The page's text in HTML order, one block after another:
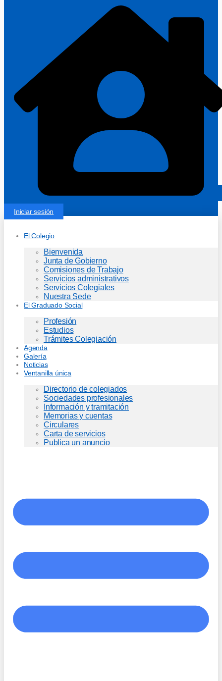
Iniciar sesión
El Colegio
Bienvenida
Junta de Gobierno
Comisiones de Trabajo
Servicios administrativos
Servicios Colegiales
Nuestra Sede
El Graduado Social
Profesión
Estudios
Trámites Colegiación
Agenda
Galería
Noticias
Ventanilla única
Directorio de colegiados
Sociedades profesionales
Información y tramitación
Memorias y cuentas
Circulares
Carta de servicios
Publica un anuncio